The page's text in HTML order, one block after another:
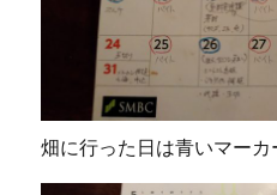
畑に行った日は青いマーカ